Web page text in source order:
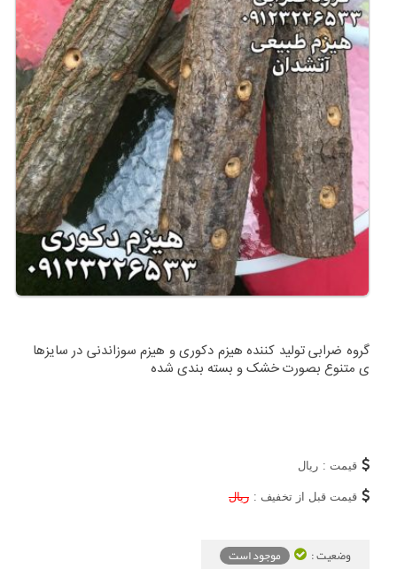
گروه ضرابی تولید کننده هیزم دکوری و هیزم سوزاندنی در سایزها
ی متنوع بصورت خشک و بسته بندی شده
قیمت : ریال
قیمت قبل از تخفیف : ریال
وضعیت : موجود است